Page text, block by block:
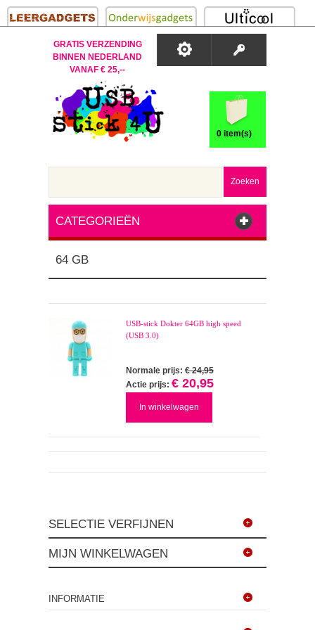
GRATIS VERZENDING
BINNEN NEDERLAND
VANAF € 25,--
0 item(s)
Zoeken
CATEGORIEËN
64 GB
USB-stick Dokter 64GB high speed
(USB 3.0)
Normale prijs: € 24,95
Actie prijs: € 20,95
In winkelwagen
SELECTIE VERFIJNEN
MIJN WINKELWAGEN
INFORMATIE